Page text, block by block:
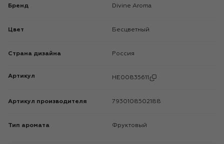
Бренд Divine Aroma
Цвет Бесцветный
Страна дизайна Россия
Артикул HE00835611
Артикул производителя 7930108502188
Тип аромата Фруктовый